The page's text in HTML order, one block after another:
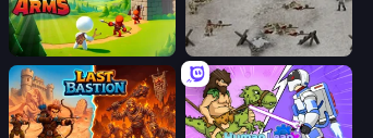
Age Of Arms Warfare 1944